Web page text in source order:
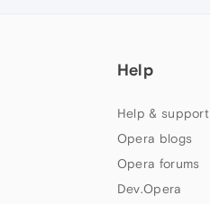
Help
Help & support
Opera blogs
Opera forums
Dev.Opera